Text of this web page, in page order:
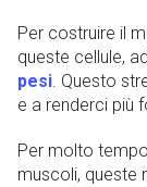
Per costruire il
queste cellule,
pesi. Questo
e a renderci più
Per molto
muscoli, queste